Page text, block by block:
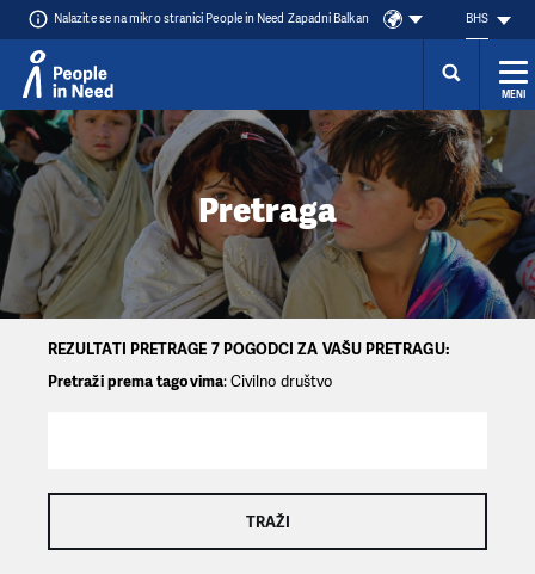
Přeskočit na obsah
Nalazite se na mikro stranici People in Need Zapadni Balkan BHS
MENI
Pretraga
REZULTATI PRETRAGE 7 POGODCI ZA VAŠU PRETRAGU:
Pretraži prema tagovima: Civilno društvo